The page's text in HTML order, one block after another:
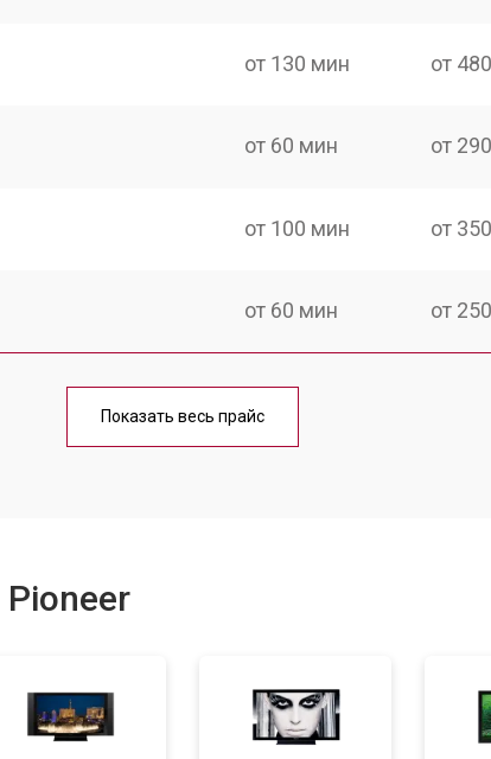
от 130 мин от
от 60 мин от
от 100 мин от
от 60 мин от
от 90 мин
от 70 мин от
Показать весь прайс